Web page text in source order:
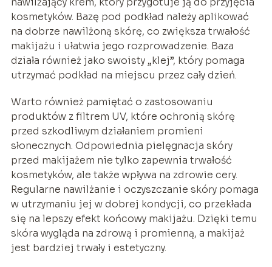
kosmetyków. Bazę pod podkład należy aplikować
na dobrze nawilżoną skórę, co zwiększa trwałość
makijażu i ułatwia jego rozprowadzenie. Baza
działa również jako swoisty „klej”, który pomaga
utrzymać podkład na miejscu przez cały dzień.
Warto również pamiętać o zastosowaniu
produktów z filtrem UV, które ochronią skórę
przed szkodliwym działaniem promieni
słonecznych. Odpowiednia pielęgnacja skóry
przed makijażem nie tylko zapewnia trwałość
kosmetyków, ale także wpływa na zdrowie cery.
Regularne nawilżanie i oczyszczanie skóry pomaga
w utrzymaniu jej w dobrej kondycji, co przekłada
się na lepszy efekt końcowy makijażu. Dzięki temu
skóra wygląda na zdrową i promienną, a makijaż
jest bardziej trwały i estetyczny.